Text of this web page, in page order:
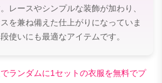
レースやシンプルな装飾が加わり、
を兼ね備えた仕上がりになっていま
使いにも最適なアイテムです。
ランダムに1セットの衣服を無料でプ